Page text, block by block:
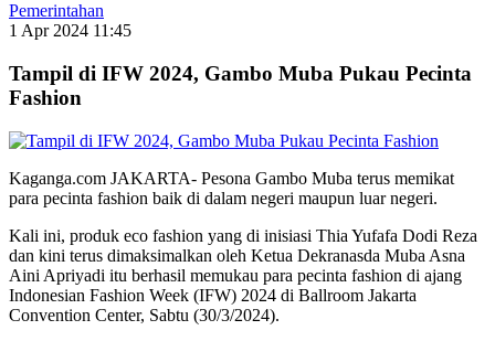
Pemerintahan
1 Apr 2024 11:45
Tampil di IFW 2024, Gambo Muba Pukau Pecinta
Fashion
Kaganga.com JAKARTA- Pesona Gambo Muba terus memikat
para pecinta fashion baik di dalam negeri maupun luar negeri.
Kali ini, produk eco fashion yang di inisiasi Thia Yufafa Dodi Reza
dan kini terus dimaksimalkan oleh Ketua Dekranasda Muba Asna
Aini Apriyadi itu berhasil memukau para pecinta fashion di ajang
Indonesian Fashion Week (IFW) 2024 di Ballroom Jakarta
Convention Center, Sabtu (30/3/2024).